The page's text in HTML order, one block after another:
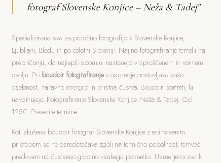
fotograf Slovenske Konjice – Neža & Tadej"
Specializirana sva za poročno fotografijo v Slovenske Konjice,
Ljubljani, Bledu in po celotni Sloveniji. Najino fotografiranje temelji na
prepričanju, da najlepši spomini nastanejo v sproščenem in varnem
okolju. Pri boudoir fotografiranjev ospredje postavljava vašo
osebnost, naravno energijo in pristna čustva. Boudoir portreti, ki
navdihujejo. Fotografiranje Slovenske Konjice. Neža & Tadej. Od
125€. Preverite termine.
Kot izkušena boudoir fotograf Slovenske Konjice z edinstvenim
pristopom se ne osredotočava zgolj na tehnično popolnost, temveč
predvsem na čustveno globino vsakega posnetka. Usmerjena sva k